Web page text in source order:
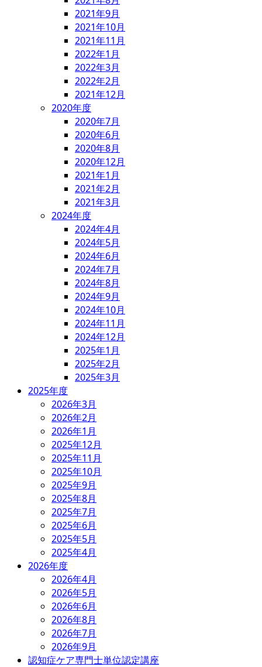
2021年9月
2021年10月
2021年11月
2022年1月
2022年3月
2022年2月
2021年12月
2020年度
2020年7月
2020年6月
2020年8月
2020年12月
2021年1月
2021年2月
2021年3月
2024年度
2024年4月
2024年5月
2024年6月
2024年7月
2024年8月
2024年9月
2024年10月
2024年11月
2024年12月
2025年1月
2025年2月
2025年3月
2025年度
2026年3月
2026年2月
2026年1月
2025年12月
2025年11月
2025年10月
2025年9月
2025年8月
2025年7月
2025年6月
2025年5月
2025年4月
2026年度
2026年4月
2026年5月
2026年6月
2026年8月
2026年7月
2026年9月
認知症ケア専門士単位認定講座